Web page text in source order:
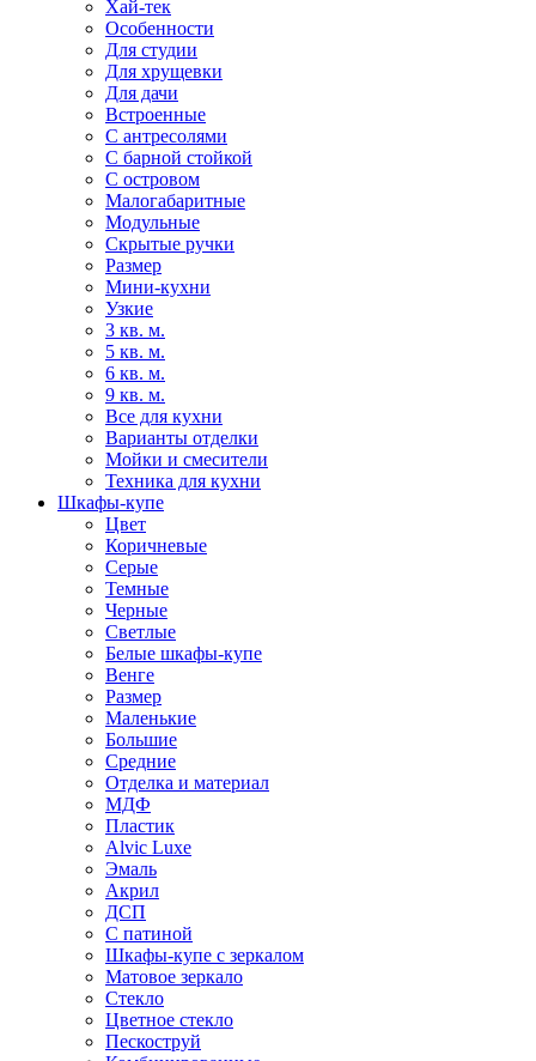
Хай-тек
Особенности
Для студии
Для хрущевки
Для дачи
Встроенные
С антресолями
С барной стойкой
С островом
Малогабаритные
Модульные
Скрытые ручки
Размер
Мини-кухни
Узкие
3 кв. м.
5 кв. м.
6 кв. м.
9 кв. м.
Все для кухни
Варианты отделки
Мойки и смесители
Техника для кухни
Шкафы-купе
Цвет
Коричневые
Серые
Темные
Черные
Светлые
Белые шкафы-купе
Венге
Размер
Маленькие
Большие
Средние
Отделка и материал
МДФ
Пластик
Alvic Luxe
Эмаль
Акрил
ДСП
С патиной
Шкафы-купе с зеркалом
Матовое зеркало
Стекло
Цветное стекло
Пескоструй